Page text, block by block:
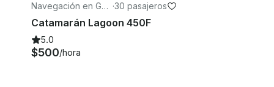
Navegación en Geo
rge Town
·30 pasajeros
Catamarán Lagoon 450F
5.0
$500/hora